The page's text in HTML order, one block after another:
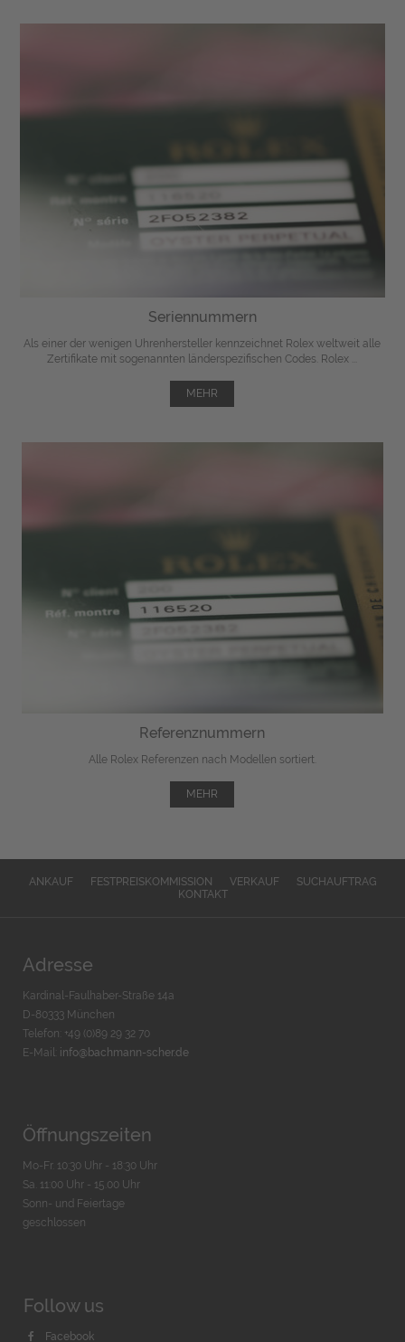
Seriennummern
Als einer der wenigen Uhrenhersteller kennzeichnet Rolex weltweit alle
Zertifikate mit sogenannten länderspezifischen Codes. Rolex ...
MEHR
Referenznummern
Alle Rolex Referenzen nach Modellen sortiert.
MEHR
ANKAUF FESTPREISKOMMISSION VERKAUF
SUCHAUFTRAG
KONTAKT
Adresse
Kardinal-Faulhaber-Straße 14a
D-80333 München
Telefon: +49 (0)89 29 32 70
E-Mail: info@bachmann-scher.de
Öffnungszeiten
Mo-Fr. 10:30 Uhr - 18:30 Uhr
Sa. 11:00 Uhr - 15.00 Uhr
Sonn- und Feiertage
geschlossen
Follow us
Facebook